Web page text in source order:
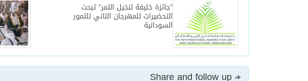
"جائزة خليفة لنخيل التمر" تبحث
التحضيرات للمهرجان الثاني للتمور
السودانية